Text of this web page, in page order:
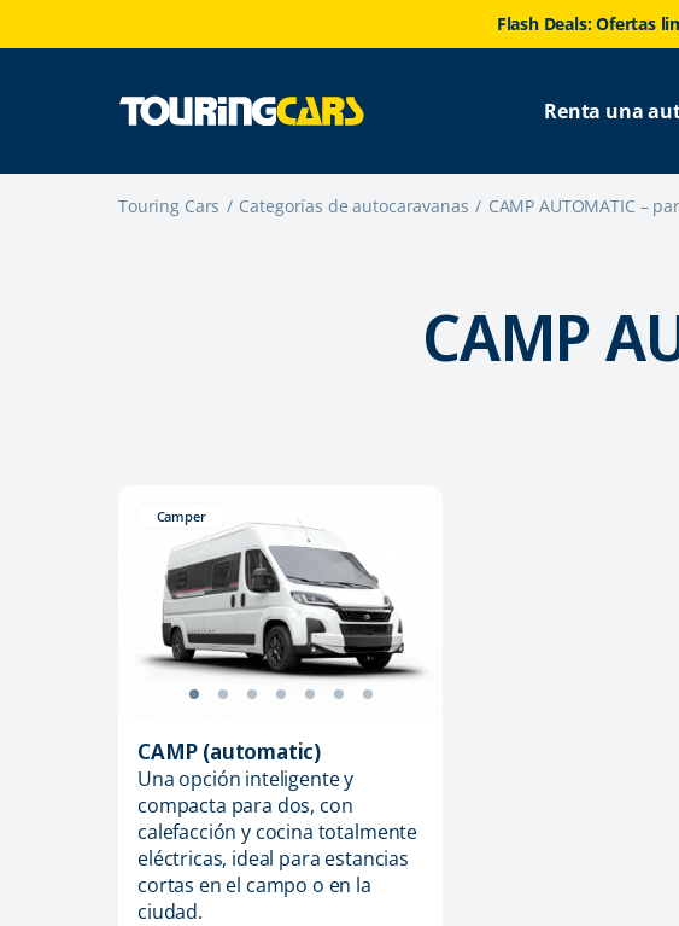
Flash Deals: Ofertas
Renta una
Touring Cars Categorías de autocaravanas CAMP AUTOMATIC –
CAMP
Camper
CAMP (automatic)
Una opción inteligente y
compacta para dos, con
calefacción y cocina totalmente
eléctricas, ideal para estancias
cortas en el campo o en la
ciudad.